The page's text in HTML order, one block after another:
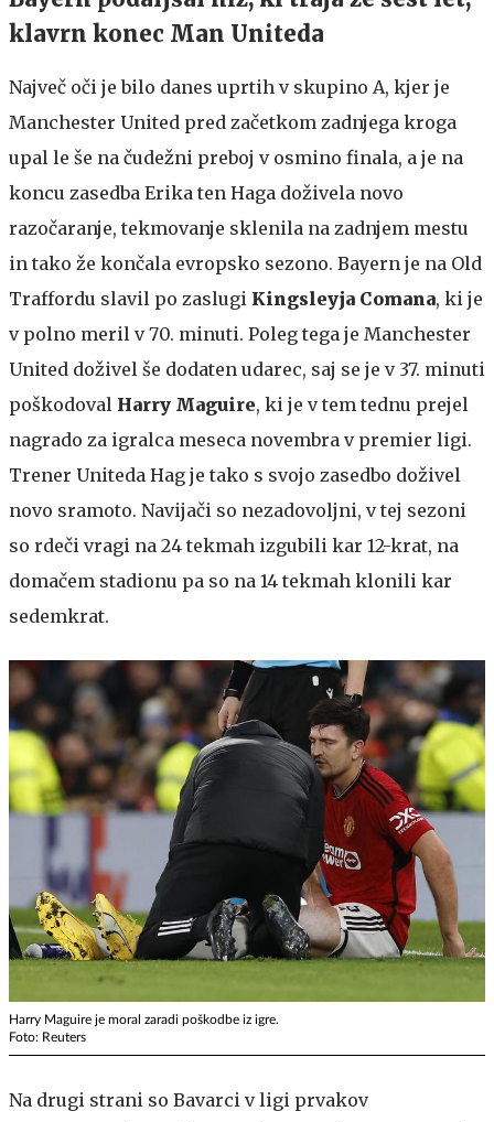
klavrn konec Man Uniteda
Največ oči je bilo danes uprtih v skupino A, kjer je
Manchester United pred začetkom zadnjega kroga
upal le še na čudežni preboj v osmino finala, a je na
koncu zasedba Erika ten Haga doživela novo
razočaranje, tekmovanje sklenila na zadnjem mestu
in tako že končala evropsko sezono. Bayern je na Old
Traffordu slavil po zaslugi Kingsleyja Comana, ki je
v polno meril v 70. minuti. Poleg tega je Manchester
United doživel še dodaten udarec, saj se je v 37. minuti
poškodoval Harry Maguire, ki je v tem tednu prejel
nagrado za igralca meseca novembra v premier ligi.
Trener Uniteda Hag je tako s svojo zasedbo doživel
novo sramoto. Navijači so nezadovoljni, v tej sezoni
so rdeči vragi na 24 tekmah izgubili kar 12-krat, na
domačem stadionu pa so na 14 tekmah klonili kar
sedemkrat.
Harry Maguire je moral zaradi poškodbe iz igre.
Foto: Reuters
Na drugi strani so Bavarci v ligi prvakov